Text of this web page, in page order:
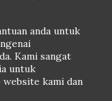
anda untuk
Kami sangat
untuk
kami dan